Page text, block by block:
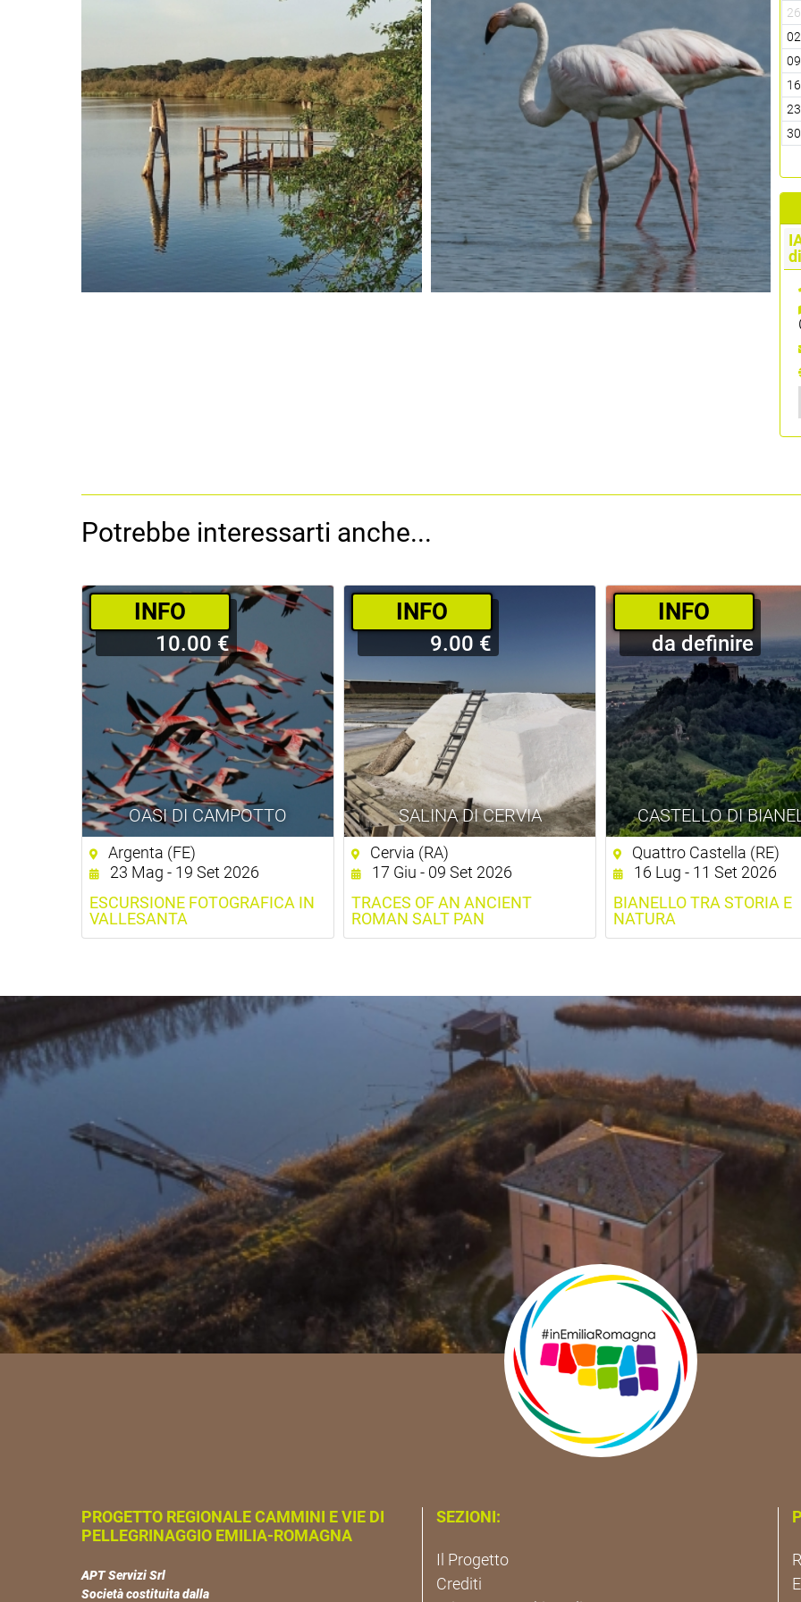
26
02
09
16
23
30
Potrebbe interessarti anche...
OASI DI CAMPOTTO
­INFO
10.00 €
Argenta (FE)
23 Mag - 19 Set 2026
ESCURSIONE FOTOGRAFICA IN
VALLESANTA
SALINA DI CERVIA
­INFO
9.00 €
Cervia (RA)
17 Giu - 09 Set 2026
TRACES OF AN ANCIENT
ROMAN SALT PAN
CASTELLO DI
­INFO
da definire
Quattro Castella (RE)
16 Lug - 11 Set 2026
BIANELLO TRA STORIA E
NATURA
PROGETTO REGIONALE CAMMINI E VIE DI
PELLEGRINAGGIO EMILIA-ROMAGNA
APT Servizi Srl
Società costituita dalla
SEZIONI:
Il Progetto
Crediti